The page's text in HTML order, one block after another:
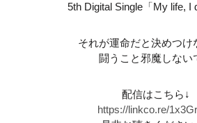
5th Digital Single「My life, I
それが運命だと決めつ
闘うこと邪魔しな
配信はこちら↓
https://linkco.re/